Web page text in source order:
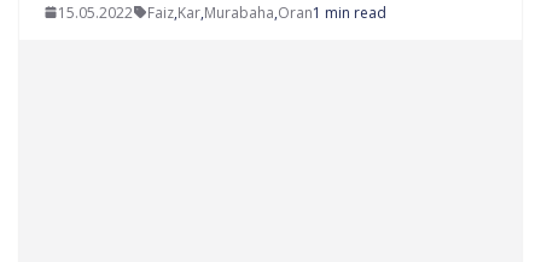
15.05.2022 Faiz,Kar,Murabaha,Oran1 min read